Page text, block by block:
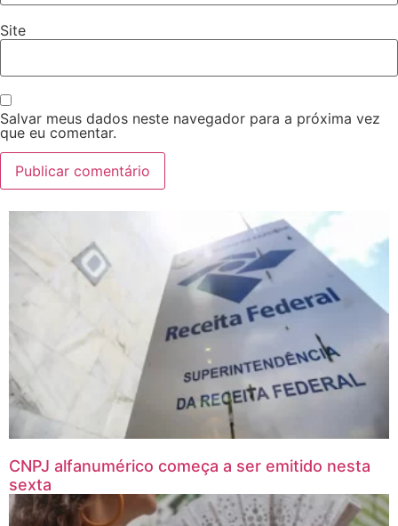
Site
Salvar meus dados neste navegador para a próxima vez
que eu comentar.
CNPJ alfanumérico começa a ser emitido nesta
sexta